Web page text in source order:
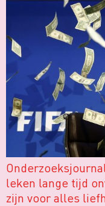
leken lange tijd
zijn voor alles